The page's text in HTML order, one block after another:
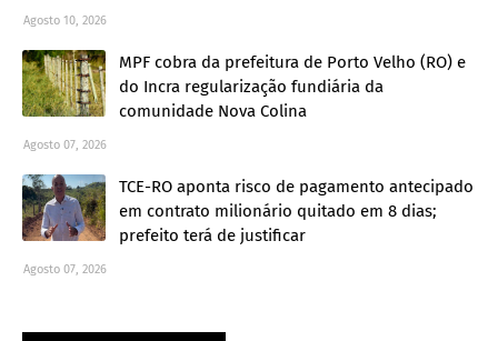
Agosto 10, 2026
MPF cobra da prefeitura de Porto Velho (RO) e
do Incra regularização fundiária da
comunidade Nova Colina
Agosto 07, 2026
TCE-RO aponta risco de pagamento antecipado
em contrato milionário quitado em 8 dias;
prefeito terá de justificar
Agosto 07, 2026